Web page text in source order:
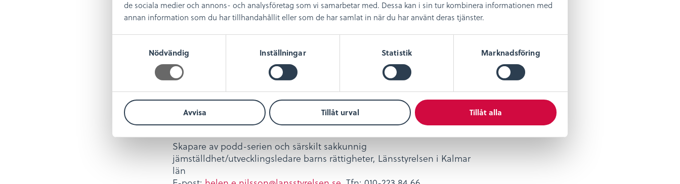
de sociala medier och annons- och analysföretag som vi samarbetar med. Dessa kan i sin tur kombinera informationen med
annan information som du har tillhandahållit eller som de har samlat in när du har använt deras tjänster.
y
s
Nödvändig Inställningar Statistik Marknadsföring
Avvisa Tillåt urval Tillåt alla
Gemensamt för allatiokvinnor är att de på något sätt tog plats i det
offentliga rummet, bidrog till samhällsutvecklingen och också
Namnet ”Ljus på kvinnor” handlar om att sätta ljus på kvinnor för att
de förtjänar det och för att kvinnor i historien är en del av vår
För mer information
Helen Nilsson
Skapare av podd-serien och särskilt sakkunnig
jämställdhet/utvecklingsledare barns rättigheter, Länsstyrelsen i Kalmar
län